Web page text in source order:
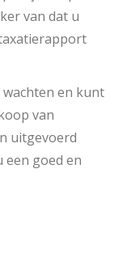
van dat u
en kunt
van
uitgevoerd
goed en